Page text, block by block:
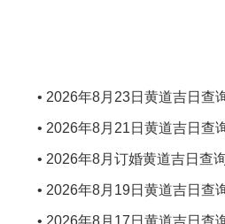
• 2026年8月23日黄道吉日查
• 2026年8月21日黄道吉日查
• 2026年8月订婚黄道吉日查
• 2026年8月19日黄道吉日查
• 2026年8月17日黄道吉日查